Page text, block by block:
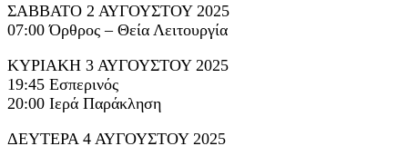
ΣΑΒΒΑΤΟ 2 ΑΥΓΟΥΣΤΟΥ 2025
07:00 Όρθρος – Θεία Λειτουργία
ΚΥΡΙΑΚΗ 3 ΑΥΓΟΥΣΤΟΥ 2025
19:45 Εσπερινός
20:00 Ιερά Παράκληση
ΔΕΥΤΕΡΑ 4 ΑΥΓΟΥΣΤΟΥ 2025